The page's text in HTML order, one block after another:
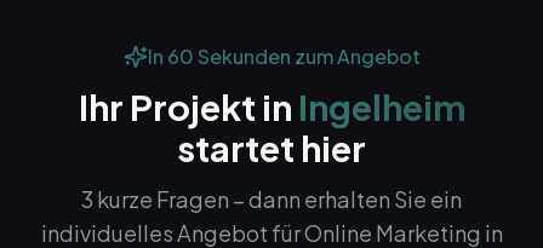
In 60 Sekunden zum Angebot
Ihr Projekt in Ingelheim
startet hier
3 kurze Fragen – dann erhalten Sie ein
individuelles Angebot fürOnline Marketing in